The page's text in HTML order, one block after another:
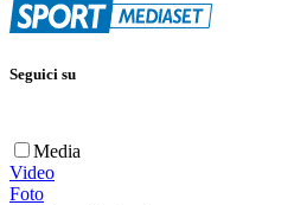
Seguici su
Media
Video
Foto